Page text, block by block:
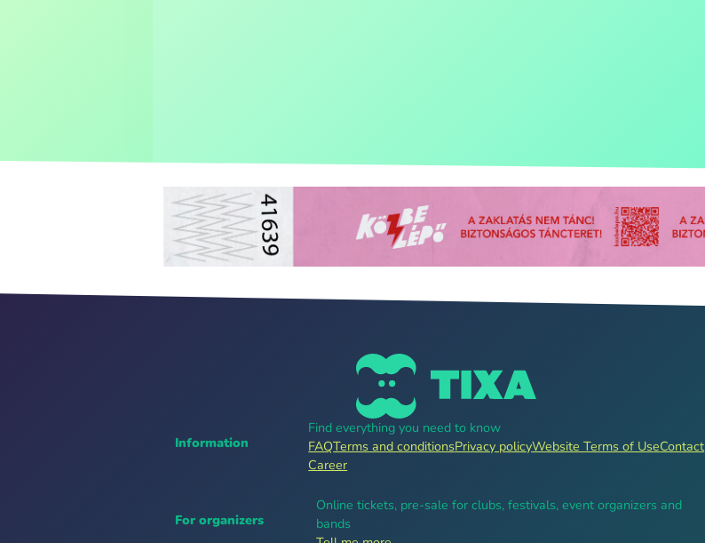
Information
Find everything you need to know
FAQTerms and conditionsPrivacy policyWebsite Terms of UseContact
Career
For organizers
Online tickets, pre-sale for clubs, festivals, event organizers and
bands